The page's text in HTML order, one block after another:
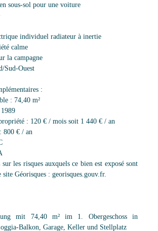
sous-sol pour une voiture
individuel radiateur à inertie
calme
la campagne
Sud-Ouest
:
: 74,40 m²
: 120 € / mois soit 1 440 € / an
800 € / an
les risques auxquels ce bien est exposé sont
Géorisques : georisques.gouv.fr.
mit 74,40 m² im 1. Obergeschoss in
Balkon, Garage, Keller und Stellplatz